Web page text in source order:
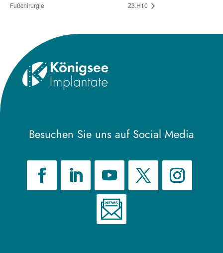
Fußchirurgie Z3.H10
Besuchen Sie uns auf Social Media